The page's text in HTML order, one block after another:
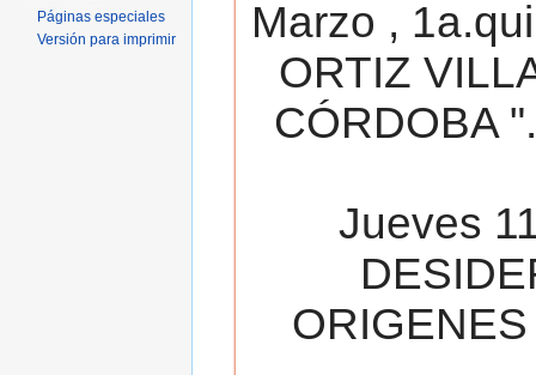
Marzo ,
ORTIZ
CÓRDOBA
Jueves
Páginas especiales
Versión para imprimir